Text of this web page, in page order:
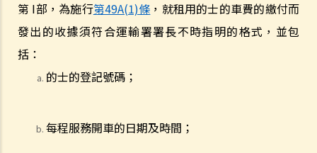
第 I部，為施行第49A(1)條 ，就租用的士的車費的繳付而
發出的收據須符合運輸署署長不時指明的格式，並包
括：
的士的登記號碼；
每程服務開車的日期及時間；
1. D先生在駕車時被警方截停，並被要求進行隨機抽樣呼氣測試。D先生
逃避《道路交通條例》（香港法例第374章）第39或39A條的刑責，他編
了一個藉口拒絕接受呼氣測試：「喂，那些呼氣測試工具可能含有傳染
2. D女士在酒吧喝了幾杯後開車回家，途中被警方截停，並被要求進行